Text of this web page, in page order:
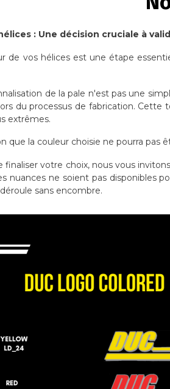
: Une décision cruciale à
de vos hélices est une étape
de la pale n'est pas une
du processus de fabrication.
extrêmes.
que la couleur choisie ne pourra
finaliser votre choix, nous vous
nuances ne soient pas disponibles
sans encombre.